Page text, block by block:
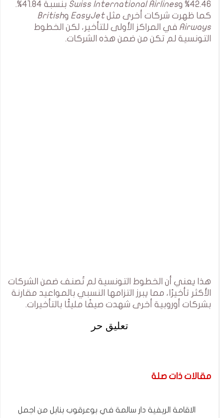
42.46% و
Swiss International Airlines
بنسبة 41.84%.
كما ظهرت شركات أخرى مثلEasyJet وBritish
Airways في المراكز الأولى للتأخير، لكن الخطوط
التونسية لم تكن من ضمن هذه الشركات.
هذا يعني أن الخطوط التونسية لم تُصنف ضمن الشركات
الأكثر تأخيرًا، مما يبرز التزامها النسبي بالمواعيد مقارنة
بشركات أوروبية أخرى شهدت صيفًا مليئًا بالتأخيرات.
تعليق حر
مقالات ذات صلة
الاقامة الريفية دار سالمة في بوعرقوب بنابل من اجمل